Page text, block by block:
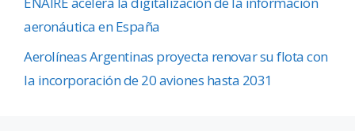
aeronáutica en España
Aerolíneas Argentinas proyecta renovar su flota con
la incorporación de 20 aviones hasta 2031